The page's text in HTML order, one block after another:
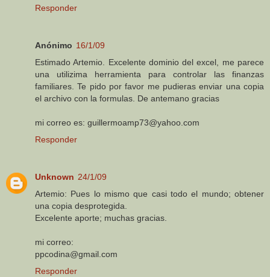
Responder
Anónimo 16/1/09
Estimado Artemio. Excelente dominio del excel, me parece
una utilizima herramienta para controlar las finanzas
familiares. Te pido por favor me pudieras enviar una copia
el archivo con la formulas. De antemano gracias
mi correo es: guillermoamp73@yahoo.com
Responder
Unknown 24/1/09
Artemio: Pues lo mismo que casi todo el mundo; obtener
una copia desprotegida.
Excelente aporte; muchas gracias.
mi correo:
ppcodina@gmail.com
Responder